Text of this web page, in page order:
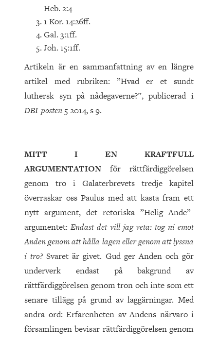
Heb. 2:4
1 Kor. 14:26ff.
Gal. 3:1ff.
Joh. 15:1ff.
Artikeln är en sammanfattning av en längre
artikel med rubriken: ”Hvad er et sundt
luthersk syn på nådegaverne?”, publicerad i
DBI-posten 5 2014, s 9.
MITT I EN KRAFTFULL
ARGUMENTATION för rättfärdiggörelsen
genom tro i Galaterbrevets tredje kapitel
överraskar oss Paulus med att kasta fram ett
nytt argument, det retoriska ”Helig Ande”-
argumentet: Endast det vill jag veta: tog ni emot
Anden genom att hålla lagen eller genom att lyssna
i tro?Svaret är givet. Gud ger Anden och gör
underverk endast på bakgrund av
rättfärdiggörelsen genom tron och inte som ett
senare tillägg på grund av laggärningar. Med
andra ord: Erfarenheten av Andens närvaro i
församlingen bevisar rättfärdiggörelsen genom